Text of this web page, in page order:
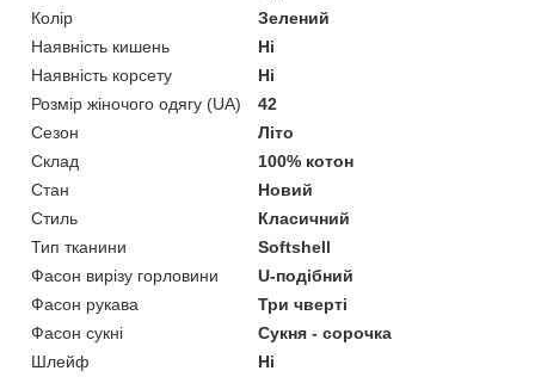
Колір
Зелений
Наявність кишень
Ні
Наявність корсету
Ні
Розмір жіночого одягу (UA)
42
Сезон
Літо
Склад
100% котон
Стан
Новий
Стиль
Класичний
Тип тканини
Softshell
Фасон вирізу горловини
U-подібний
Фасон рукава
Три чверті
Фасон сукні
Сукня - сорочка
Шлейф
Ні